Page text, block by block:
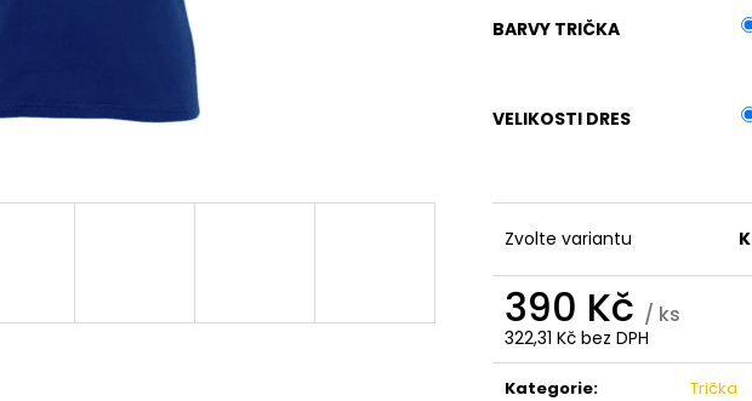
BARVY TRIČKA
VELIKOSTI DRES
Zvolte variantu
390 Kč / ks
322,31 Kč bez DPH
Měrná
cena:
Kategorie: Trička